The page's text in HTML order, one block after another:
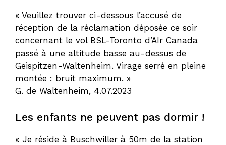
« Veuillez trouver ci-dessous l’accusé de
réception de la réclamation déposée ce soir
concernant le vol BSL-Toronto d’AIr Canada
passé à une altitude basse au-dessus de
Geispitzen-Waltenheim. Virage serré en pleine
montée : bruit maximum. »
G. de Waltenheim, 4.07.2023
Les enfants ne peuvent pas dormir !
« Je réside à Buschwiller à 50m de la station